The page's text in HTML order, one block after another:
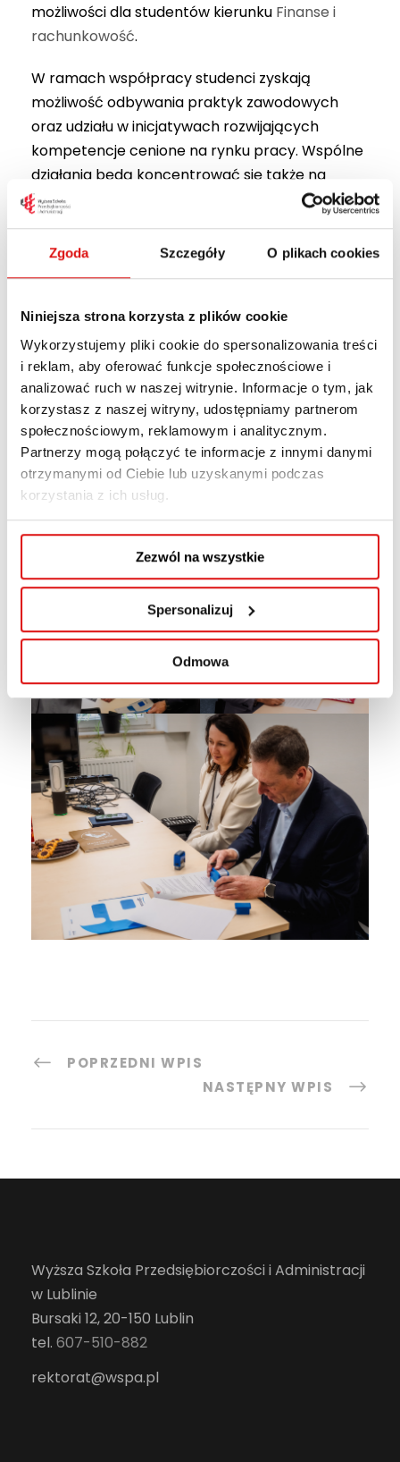
Zgoda Szczegóły O plikach cookies
Niniejsza strona korzysta z plików cookie
Wykorzystujemy pliki cookie do spersonalizowania treści
i reklam, aby oferować funkcje społecznościowe i
analizować ruch w naszej witrynie. Informacje o tym, jak
korzystasz z naszej witryny, udostępniamy partnerom
społecznościowym, reklamowym i analitycznym.
Partnerzy mogą połączyć te informacje z innymi danymi
otrzymanymi od Ciebie lub uzyskanymi podczas
korzystania z ich usług.
Zezwól na wszystkie
Spersonalizuj
Odmowa
możliwości dla studentów kierunku Finanse i
rachunkowość.
W ramach współpracy studenci zyskają
możliwość odbywania praktyk zawodowych
oraz udziału w inicjatywach rozwijających
kompetencje cenione na rynku pracy. Wspólne
działania będą koncentrować się także na
projektowaniu i implementacji nowoczesnych
programów kształcenia, odpowiadających na
aktualne potrzeby branży IT i biznesu.
wzmacniania praktycznego wymiaru
kształcenia w WSPA. Współpraca z otoczeniem
biznesowym pozwala lepiej łączyć wiedzę
akademicką z realnymi potrzebami rynku
pracy i przygotowywać studentów do wyzwań
zawodowych w dynamicznie zmieniającym się
środowisku technologicznym.
POPRZEDNI WPIS
NASTĘPNY WPIS
Wyższa Szkoła Przedsiębiorczości i Administracji
w Lublinie
Bursaki 12, 20-150 Lublin
tel. 607-510-882
rektorat@wspa.pl